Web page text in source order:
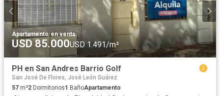
Apartamento·en venta
USD 85.000USD 1.491/m²
PH en San Andres Barrio Golf
San José De Flores, José León Suárez
57 m²2 Dormitorios1 BañoApartamento